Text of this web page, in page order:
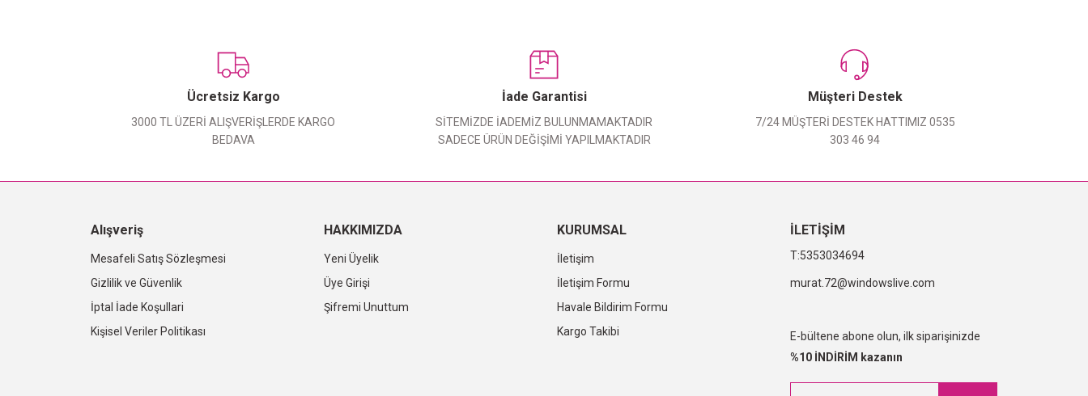
Yorum Yaz
Ücretsiz Kargo
3000 TL ÜZERİ ALIŞVERİŞLERDE KARGO
BEDAVA
İade Garantisi
SİTEMİZDE İADEMİZ BULUNMAMAKTADIR
SADECE ÜRÜN DEĞİŞİMİ YAPILMAKTADIR
Müşteri Destek
7/24 MÜŞTERİ DESTEK HATTIMIZ 0535
303 46 94
Alışveriş
Mesafeli Satış Sözleşmesi
Gizlilik ve Güvenlik
İptal İade Koşullari
Kişisel Veriler Politikası
HAKKIMIZDA
Yeni Üyelik
Üye Girişi
Şifremi Unuttum
KURUMSAL
İletişim
İletişim Formu
Havale Bildirim Formu
Kargo Takibi
İLETİŞİM
5353034694
murat.72@windowslive.com
E-bültene abone olun, ilk siparişinizde
%10 İNDİRİM kazanın